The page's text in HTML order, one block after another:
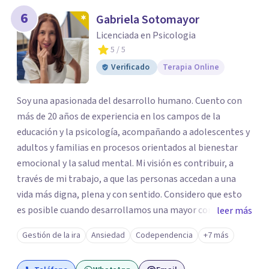
6 Gabriela Sotomayor
Licenciada en Psicologia
5 / 5
Verificado
Terapia Online
Soy una apasionada del desarrollo humano. Cuento con
más de 20 años de experiencia en los campos de la
educación y la psicología, acompañando a adolescentes y
adultos y familias en procesos orientados al bienestar
emocional y la salud mental. Mi visión es contribuir, a
través de mi trabajo, a que las personas accedan a una
vida más digna, plena y con sentido. Considero que esto
es posible cuando desarrollamos una mayor conciencia
de nuestro mundo interior y de la manera en que nuestras
experiencias influyen en nuestra forma de sentir, pensar y
relacionarnos. Mi misión es ofrecer un espacio de
leer más
Gestión de la ira Ansiedad Codependencia +7 más